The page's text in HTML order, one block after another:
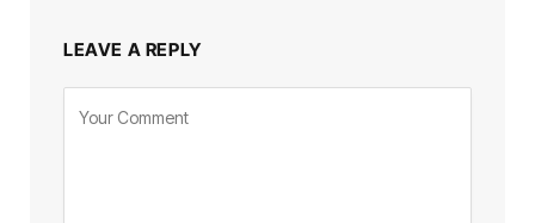
LEAVE A REPLY